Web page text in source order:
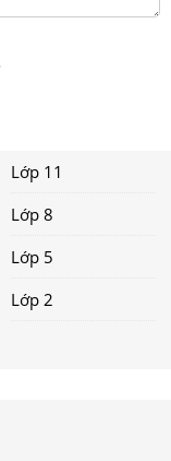
Lớp 11
Lớp 8
Lớp 5
Lớp 2